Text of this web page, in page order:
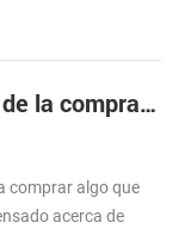
Papel térmico: la Ciencia detrás de la compra de entradas
comprar algo que
acerca de